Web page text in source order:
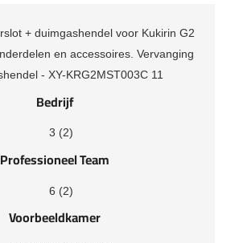
Bedrijf
Professioneel Team
Voorbeeldkamer